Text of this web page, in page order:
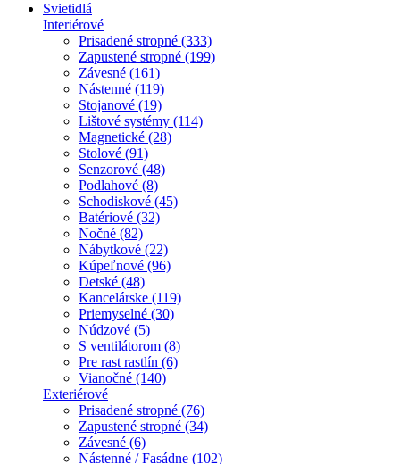
Svietidlá
Interiérové
Prisadené stropné (333)
Zapustené stropné (199)
Závesné (161)
Nástenné (119)
Stojanové (19)
Lištové systémy (114)
Magnetické (28)
Stolové (91)
Senzorové (48)
Podlahové (8)
Schodiskové (45)
Batériové (32)
Nočné (82)
Nábytkové (22)
Kúpeľnové (96)
Detské (48)
Kancelárske (119)
Priemyselné (30)
Núdzové (5)
S ventilátorom (8)
Pre rast rastlín (6)
Vianočné (140)
Exteriérové
Prisadené stropné (76)
Zapustené stropné (34)
Závesné (6)
Nástenné / Fasádne (102)